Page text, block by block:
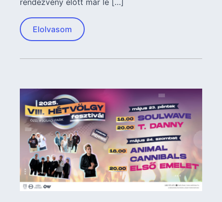
rendezvény előtt már le […]
Elolvasom